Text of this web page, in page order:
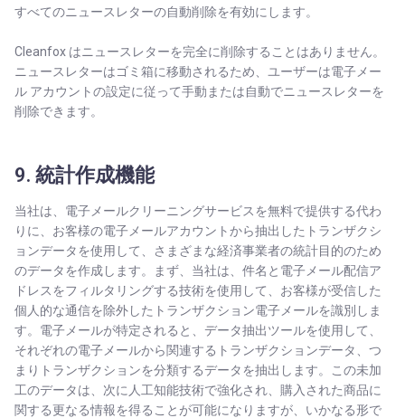
すべてのニュースレターの自動削除を有効にします。
Cleanfox はニュースレターを完全に削除することはありません。
ニュースレターはゴミ箱に移動されるため、ユーザーは電子メー
ル アカウントの設定に従って手動または自動でニュースレターを
削除できます。
9. 統計作成機能
当社は、電子メールクリーニングサービスを無料で提供する代わ
りに、お客様の電子メールアカウントから抽出したトランザクシ
ョンデータを使用して、さまざまな経済事業者の統計目的のため
のデータを作成します。まず、当社は、件名と電子メール配信ア
ドレスをフィルタリングする技術を使用して、お客様が受信した
個人的な通信を除外したトランザクション電子メールを識別しま
す。電子メールが特定されると、データ抽出ツールを使用して、
それぞれの電子メールから関連するトランザクションデータ、つ
まりトランザクションを分類するデータを抽出します。この未加
工のデータは、次に人工知能技術で強化され、購入された商品に
関する更なる情報を得ることが可能になりますが、いかなる形で